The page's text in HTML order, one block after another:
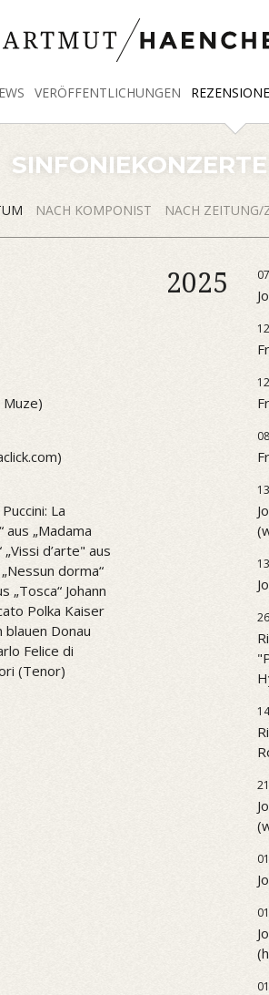
VERÖFFENTLICHUNGEN
SINFONIEKONZERTE
NACH KOMPONIST NACH ZEITUNG/
Muze)
La
„Madama
d’arte" aus
dorma“
„Tosca“ Johann
Polka Kaiser
Donau
Felice di
(Tenor)
2025